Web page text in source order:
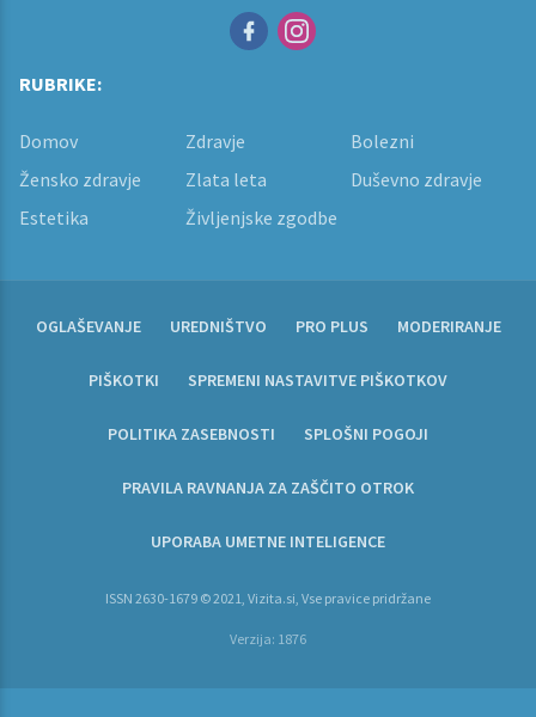
RUBRIKE:
Domov Zdravje
Bolezni
Žensko zdravje
Zlata leta
Duševno zdravje
Estetika
Življenjske zgodbe
OGLAŠEVANJE UREDNIŠTVO PRO PLUS MODERIRANJE
PIŠKOTKI SPREMENI NASTAVITVE PIŠKOTKOV
POLITIKA ZASEBNOSTI SPLOŠNI POGOJI
PRAVILA RAVNANJA ZA ZAŠČITO OTROK
UPORABA UMETNE INTELIGENCE
ISSN 2630-1679 © 2021, Vizita.si, Vse pravice pridržane
Verzija: 1876